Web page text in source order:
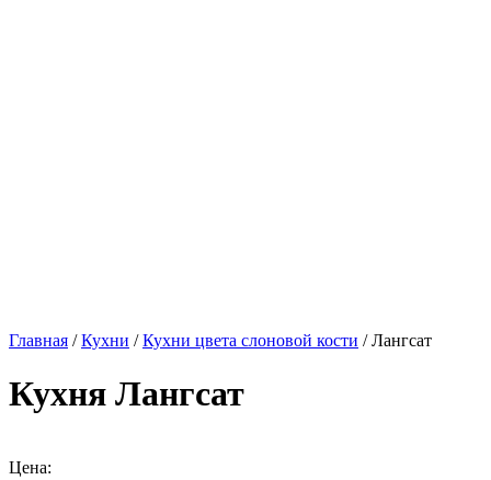
Главная /Кухни /Кухни цвета слоновой кости / Лангсат
Кухня Лангсат
Цена: